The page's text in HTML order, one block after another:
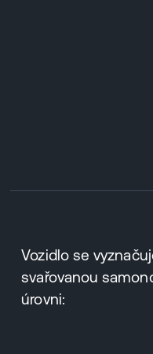
Vozidlo se
svařovanou
úrovni: